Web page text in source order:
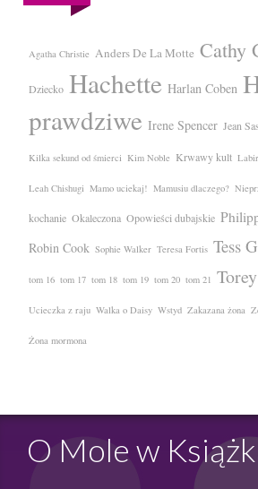
Agatha Christie Anders De La Motte Cathy
Dziecko Hachette Harlan Coben
prawdziwe Irene Spencer Jean
Kilka sekund od śmierci Kim Noble Krwawy kult
Leah Chishugi Mamo uciekaj! Mamusiu dlaczego?
kochanie Okaleczona Opowieści dubajskie
Robin Cook Sophie Walker Teresa Fortis Tess
tom 16 tom 17 tom 18 tom 19 tom 20 tom 21
Ucieczka z raju Walka o Daisy Wstyd Zakazana żona
Żona mormona
O Mole w